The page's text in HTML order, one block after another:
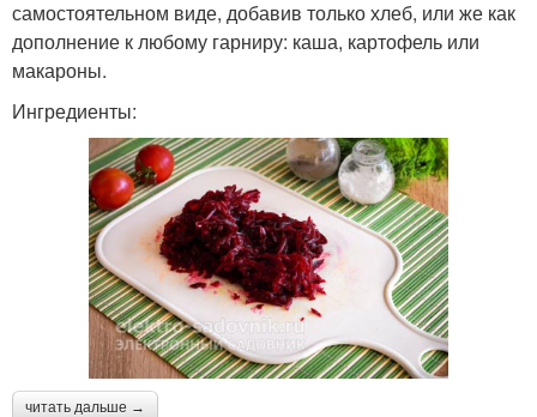
самостоятельном виде, добавив только хлеб, или же как
дополнение к любому гарниру: каша, картофель или
макароны.
Ингредиенты:
читать дальше →